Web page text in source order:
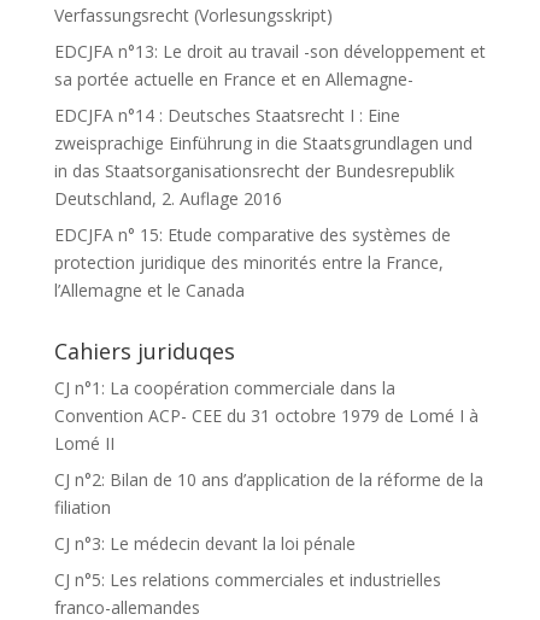
Verfassungsrecht (Vorlesungsskript)
EDCJFA n°13: Le droit au travail -son développement et
sa portée actuelle en France et en Allemagne-
EDCJFA n°14 : Deutsches Staatsrecht I : Eine
zweisprachige Einführung in die Staatsgrundlagen und
in das Staatsorganisationsrecht der Bundesrepublik
Deutschland, 2. Auflage 2016
EDCJFA n° 15: Etude comparative des systèmes de
protection juridique des minorités entre la France,
l’Allemagne et le Canada
Cahiers juriduqes
CJ n°1: La coopération commerciale dans la
Convention ACP- CEE du 31 octobre 1979 de Lomé I à
Lomé II
CJ n°2: Bilan de 10 ans d’application de la réforme de la
filiation
CJ n°3: Le médecin devant la loi pénale
CJ n°5: Les relations commerciales et industrielles
franco-allemandes